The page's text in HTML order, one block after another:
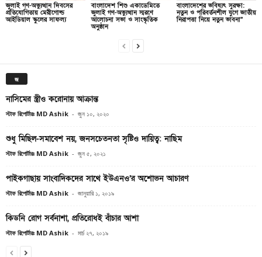
জুলাই গণ-অভ্যুত্থান দিবসের
প্রতিযোগিতায় মেরীগোল্ড
আইডিয়াল স্কুলের সাফল্য
বাংলাদেশ শিশু একাডেমিতে
জুলাই গণ-অভ্যুত্থান স্মরণে
আলোচনা সভা ও সাংস্কৃতিক
অনুষ্ঠান
বাংলাদেশের ভবিষ্যৎ সুরক্ষা:
নতুন ও পরিবর্তনশীল যুগে জাতীয়
নিরাপত্তা নিয়ে নতুন ভাবনা”
জ
নাসিমের স্ত্রীও করোনায় আক্রান্ত
স্টাফ রিপোর্টারঃ MD Ashik - জুন ১০, ২০২০
শুধু মিছিল-সমাবেশ নয়, জনসচেতনতা সৃষ্টিও দায়িত্ব: নাছিম
স্টাফ রিপোর্টারঃ MD Ashik - জুন ৫, ২০২১
পাইকগাছায় সাংবাদিকদের সাথে ইউএনও’র অশোভন আচারণ
স্টাফ রিপোর্টারঃ MD Ashik - জানুয়ারি ১, ২০১৯
কিডনি রোগ সর্বনাশা, প্রতিরোধই বাঁচার আশা
স্টাফ রিপোর্টারঃ MD Ashik - মার্চ ২৭, ২০১৯